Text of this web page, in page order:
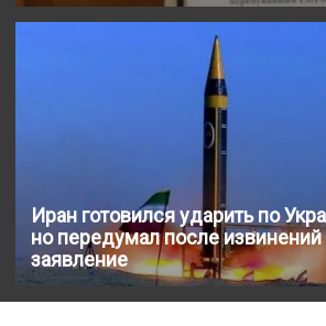
Иран готовился ударить по
но передумал после
заявление